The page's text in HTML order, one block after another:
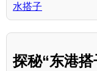
水搭子
探秘“东港